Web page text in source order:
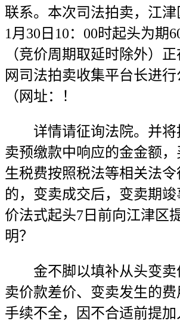
联系。本次司法拍卖，江津
1月30日10：00时起头为期
（竞价周期取延时除外）
网司法拍卖收集平台长进
（网址：！
详情请征询法院。并将
卖预缴款中响应的金金额
生税费按照税法等相关法
的，变卖成交后，变卖期
价法式起头7日前向江津区
明？
金不脚以填补从头变卖
卖价款差价、变卖发生的
手续不全，因不合适前提